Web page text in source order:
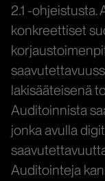
2.1 -
konkreettiset
lakisääteisenä
Auditoinnista
jonka avulla
Auditointeja